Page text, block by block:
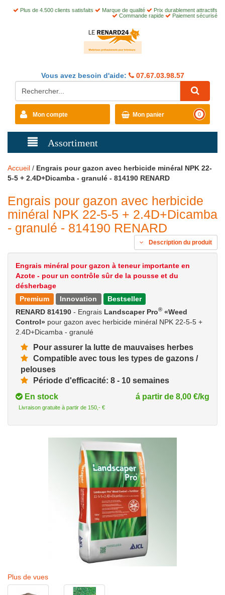
Plus de 4.500 clients satisfaits Marque de qualité
Prix durablement attractifs
Commande rapide
Paiement sécurisé
Vous avez besoin d'aide: 07.67.03.98.57
Mon compte Mon panier 0
Assortiment
Accueil / Engrais pour gazon avec herbicide minéral NPK 22-
5-5 + 2.4D+Dicamba - granulé - 814190 RENARD
Engrais pour gazon avec herbicide
minéral NPK 22-5-5 + 2.4D+Dicamba
- granulé - 814190 RENARD
Description du produit
Engrais minéral pour gazon à teneur importante en
Azote - pour un contrôle sûr de la pousse et du
désherbage
Premium
Innovation
Bestseller
RENARD 814190 - Engrais Landscaper Pro® «Weed
Control» pour gazon avec herbicide minéral NPK 22-5-5 +
2.4D+Dicamba - granulé
Pour assurer la lutte de mauvaises herbes
Compatible avec tous les types de gazons /
pelouses
Période d'efficacité: 8 - 10 semaines
á partir de 8,00 €/kg
En stock
Livraison gratuite à partir de 150,- €
Plus de vues